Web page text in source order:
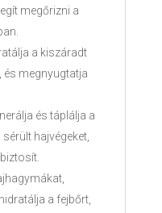
megőrizni a
a kiszáradt
és megnyugtatja
és táplálja a
hajvégeket,
a fejbőrt,